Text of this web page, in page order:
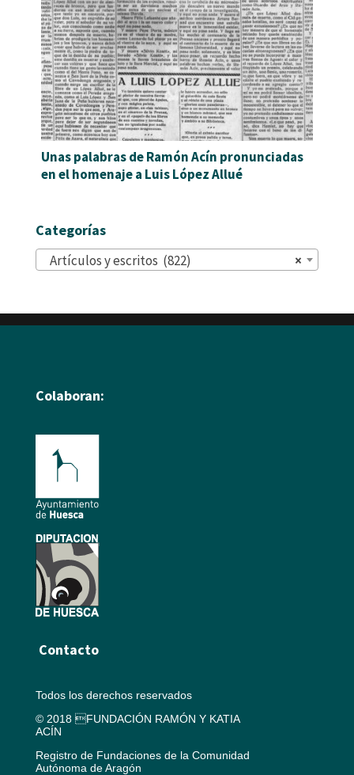
Unas palabras de Ramón Acín pronunciadas
en el homenaje a Luis López Allué
Categorías
×
Artículos y escritos (822)
Colaboran:
Contacto
Todos los derechos reservados
© 2018 FUNDACIÓN RAMÓN Y KATIA
ACÍN
Registro de Fundaciones de la Comunidad
Autónoma de Aragón